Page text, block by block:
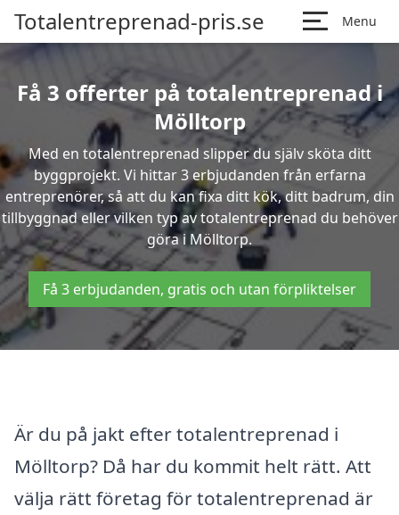
Totalentreprenad-pris.se Menu
Få 3 offerter på totalentreprenad i
Mölltorp
Med en totalentreprenad slipper du själv sköta ditt
byggprojekt. Vi hittar 3 erbjudanden från erfarna
entreprenörer, så att du kan fixa ditt kök, ditt badrum, din
tillbyggnad eller vilken typ av totalentreprenad du behöver
göra i Mölltorp.
Få 3 erbjudanden, gratis och utan förpliktelser
Är du på jakt efter totalentreprenad i
Mölltorp? Då har du kommit helt rätt. Att
välja rätt företag för totalentreprenad är